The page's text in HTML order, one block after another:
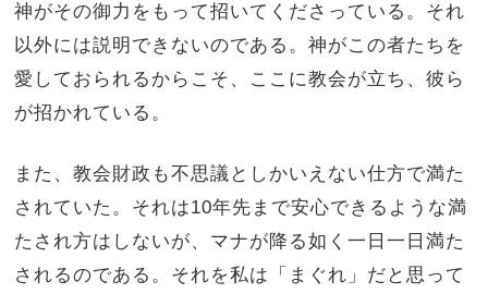
神がその御力をもって招いてくださっている。それ
以外には説明できないのである。神がこの者たちを
愛しておられるからこそ、ここに教会が立ち、彼ら
が招かれている。
また、教会財政も不思議としかいえない仕方で満た
されていた。それは10年先まで安心できるような満
たされ方はしないが、マナが降る如く一日一日満た
されるのである。それを私は「まぐれ」だと思って